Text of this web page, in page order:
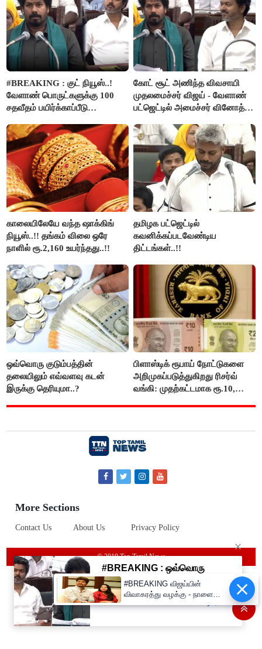
#BREAKING : குட் நியூஸ்..!
வேளாண் பொருட்களுக்கு 100
சதவீதம் பயிர்க்காப்பீடு
வினோத்..!
கோட் சூட் அணிந்த விவசாயி
முதலமைச்சர் விஜய் - வேளாண்
பட்ஜெட்டில் அமைச்சர் வினோத்
காலையிலேயே வந்த ஷாக்கிங்
நியூஸ்..!! தங்கம் விலை ஒரே
நாளில் ரூ.2,160 உயர்ந்தது..!!
தமிழக பட்ஜெட்டில்
கவனிக்கப்படவேண்டிய
திட்டங்கள்..!!
ஒவ்வொரு குடும்பத்தின்
தலையிலும் எவ்வளவு கடன்
இருக்கு தெரியுமா..?
பிளாஸ்டிக் ரூபாய் நோட்டுகளை
அறிமுகப்படுத்துகிறது ரிசர்வ்
வங்கி: முதற்கட்டமாக ரூ.10,
More Sections
Contact Us About Us Privacy Policy
© 2019 Top Tamil News
#BREAKING விஜய்யின்
விவாகரத்து வழக்கு - நாளை
விசாரணை